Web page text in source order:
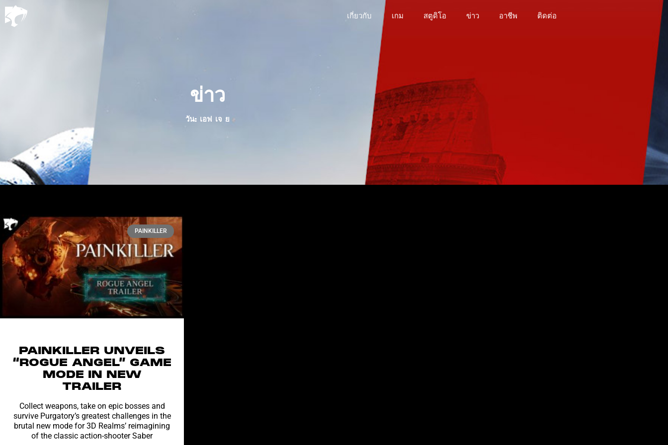
เกี่ยวกับ เกม สตูดิโอ ข่าว อาชีพ ติดต่อ
ข่าว
วัน: เอฟ เจ ย
PAINKILLER
PAINKILLER UNVEILS
“ROGUE ANGEL” GAME
MODE IN NEW
TRAILER
Collect weapons, take on epic bosses and
survive Purgatory’s greatest challenges in the
brutal new mode for 3D Realms’ reimagining
of the classic action-shooter Saber